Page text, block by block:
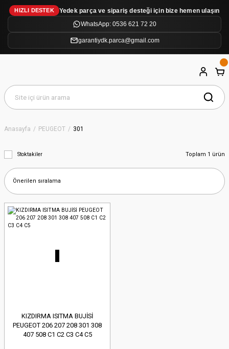
HIZLI DESTEK
Yedek parça ve sipariş desteği için bize hemen ulaşın
WhatsApp: 0536 621 72 20
garantiydk.parca@gmail.com
Anasayfa PEUGEOT 301
Stoktakiler Toplam 1 ürün
KIZDIRMA ISITMA BUJİSİ
PEUGEOT 206 207 208 301 308
407 508 C1 C2 C3 C4 C5